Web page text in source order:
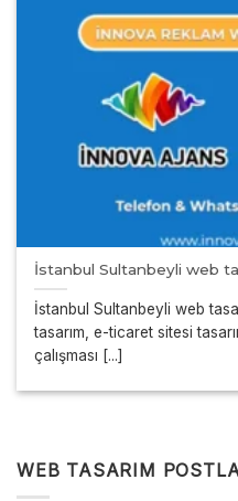
İstanbul Sultanbeyli web
İstanbul Sultanbeyli web
tasarım, e-ticaret sitesi
çalışması [...]
WEB TASARIM